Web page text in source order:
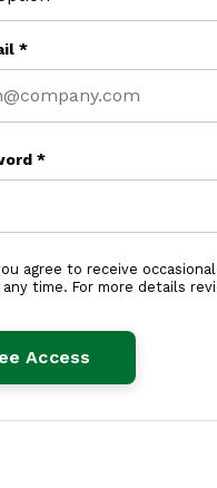
*
*
agree to receive occasional
time. For more details